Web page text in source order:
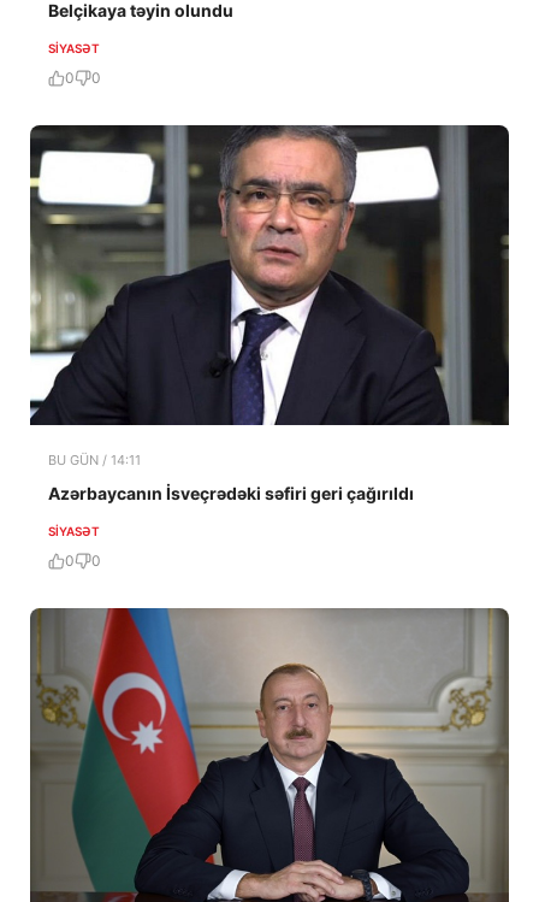
Belçikaya təyin olundu
SIYASƏT
0 0
BU GÜN / 14:11
Azərbaycanın İsveçrədəki səfiri geri çağırıldı
SIYASƏT
0 0